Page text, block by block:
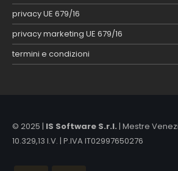
privacy UE 679/16
privacy marketing UE 679/16
termini e condizioni
© 2025 | IS Software S.r.l. | Mestre
10.329,13 I.V. | P.IVA IT02997650276